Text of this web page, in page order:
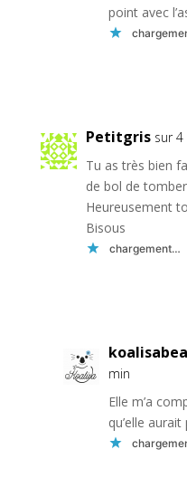
point avec
Petitgris sur
Tu as très bien
de bol de
Heureusement
Bisous
chargement…
min
Elle m’a
qu’elle